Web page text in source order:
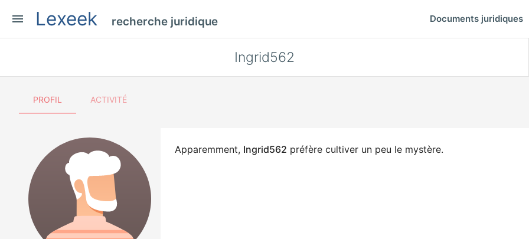
menu Lexeek recherche juridique Documents juridiques
Ingrid562
PROFIL ACTIVITÉ
Apparemment, Ingrid562 préfère cultiver un peu le mystère.